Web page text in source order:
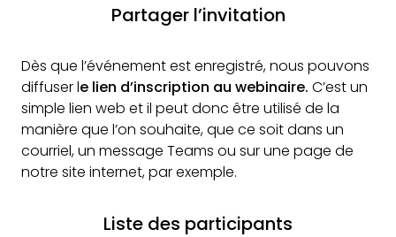
Partager l’invitation
Dès que l’événement est enregistré, nous pouvons
diffuser le lien d’inscription au webinaire. C’est un
simple lien web et il peut donc être utilisé de la
manière que l’on souhaite, que ce soit dans un
courriel, un message Teams ou sur une page de
notre site internet, par exemple.
Liste des participants